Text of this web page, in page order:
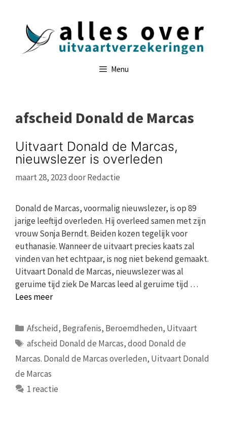
Menu
afscheid Donald de Marcas
Uitvaart Donald de Marcas,
nieuwslezer is overleden
maart 28, 2023doorRedactie
Donald de Marcas, voormalig nieuwslezer, is op 89
jarige leeftijd overleden. Hij overleed samen met zijn
vrouw Sonja Berndt. Beiden kozen tegelijk voor
euthanasie. Wanneer de uitvaart precies kaats zal
vinden van het echtpaar, is nog niet bekend gemaakt.
Uitvaart Donald de Marcas, nieuwslezer was al
geruime tijd ziek De Marcas leed al geruime tijd …
Lees meer
Categorieën
Afscheid, Begrafenis, Beroemdheden, Uitvaart
Tags
afscheid Donald de Marcas,dood Donald de
Marcas. Donald de Marcas overleden, Uitvaart Donald
de Marcas
1 reactie